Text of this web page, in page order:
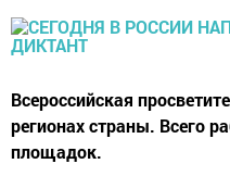
Всероссийская
регионах страны. Всего
площадок.